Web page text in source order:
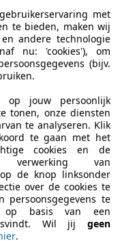
BMT
met
te bieden, maken wij
andere technologie
nu: 'cookies'), om
(bijv.
op jouw persoonlijk
tonen, onze diensten
te analyseren. Klik
te gaan met het
cookies en de
verwerking van
de knop linksonder
over de cookies te
persoonsgegevens te
op basis van een
Wil jij geen
.